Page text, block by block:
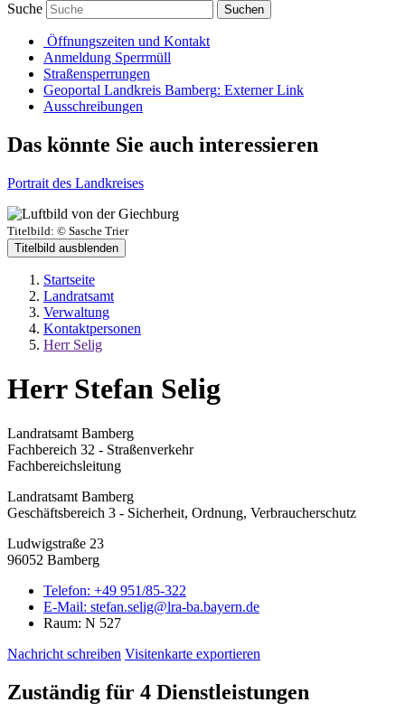
Suche Suchen
Öffnungszeiten und Kontakt
Anmeldung Sperrmüll
Straßensperrungen
Geoportal Landkreis Bamberg: Externer Link
Ausschreibungen
Das könnte Sie auch interessieren
Portrait des Landkreises
Titelbild: © Sasche Trier
Titelbild ausblenden
Startseite
Landratsamt
Verwaltung
Kontaktpersonen
Herr Selig
Herr Stefan Selig
Landratsamt Bamberg
Fachbereich 32 - Straßenverkehr
Fachbereichsleitung
Landratsamt Bamberg
Geschäftsbereich 3 - Sicherheit, Ordnung, Verbraucherschutz
Ludwigstraße 23
96052 Bamberg
Telefon: +49 951/85-322
E-Mail: stefan.selig@lra-ba.bayern.de
Raum: N 527
Nachricht schreiben Visitenkarte exportieren
Zuständig für 4 Dienstleistungen